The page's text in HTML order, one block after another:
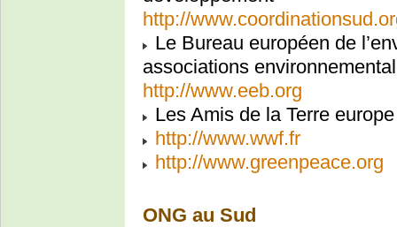
http://
Le Bureau européen de
associations
http://www.eeb.org
Les Amis de la Terre
http://www.wwf.fr
http://www.greenpeace.org
ONG au Sud